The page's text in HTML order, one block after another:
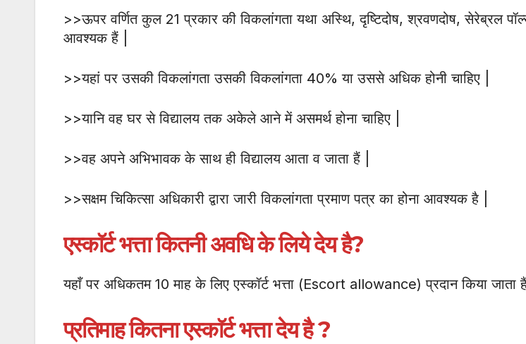
>>ऊपर वर्णित कुल 21 प्रकार की विकलांगता यथा अस्थि, दृष्टिदोष, श्रवणदोष, सेरेब्रल
आवश्यक हैं |
>>यहां पर उसकी विकलांगता उसकी विकलांगता 40% या उससे अधिक होनी चाहिए |
>>यानि वह घर से विद्यालय तक अकेले आने में असमर्थ होना चाहिए |
>>वह अपने अभिभावक के साथ ही विद्यालय आता व जाता हैं |
>>सक्षम चिकित्सा अधिकारी द्वारा जारी विकलांगता प्रमाण पत्र का होना आवश्यक है |
एस्काॅर्ट भत्ता कितनी अवधि के लिये देय है?
यहाँ पर अधिकतम 10 माह के लिए एस्कॉर्ट भत्ता (Escort allowance) प्रदान किया जाता हैं
प्रतिमाह कितना एस्काॅर्ट भत्ता देय है ?